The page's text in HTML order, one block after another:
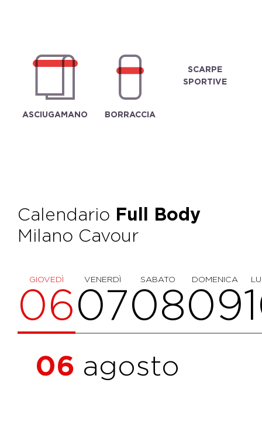
ASCIUGAMANO BORRACCIA
SCARPE
SPORTIVE
Calendario Full Body
Milano Cavour
GIOVEDÌ
06 VENERDÌ
07 SABATO
08 DOMENICA
09
06 agosto